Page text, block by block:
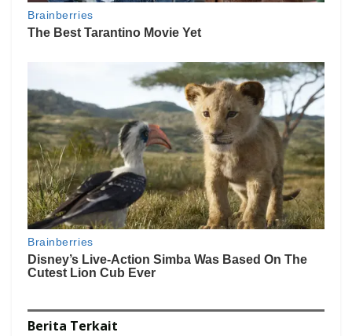
Berita Terkait